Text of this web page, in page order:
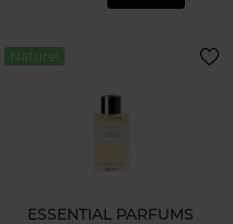
Naturel
ESSENTIAL PARFUMS